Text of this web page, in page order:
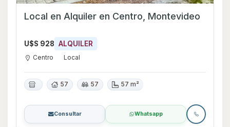
Local en Alquiler en Centro, Montevideo
U$S 928 ALQUILER
Centro Local
57 57 57 m²
Consultar Whatsapp